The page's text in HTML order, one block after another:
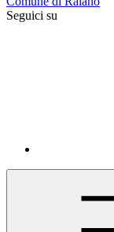
Seguici su